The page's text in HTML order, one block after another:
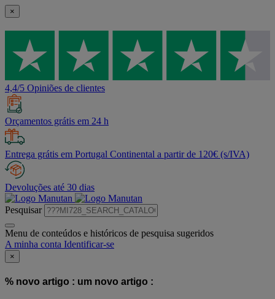
×
4,4/5 Opiniões de clientes
Orçamentos grátis em 24 h
Entrega grátis em Portugal Continental a partir de 120€ (s/IVA)
Devoluções até 30 dias
Pesquisar
Menu de conteúdos e históricos de pesquisa sugeridos
A minha conta Identificar-se
×
% novo artigo : um novo artigo :